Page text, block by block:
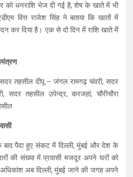
को धनराशि भेज दी गई है, शेष के खाते में भी
वित्त राजेश सिंह ने बताया कि खातों में
कर दिया है। एक से दो दिन में राशि खाते में
तहसील दीपू – जंगल रामगढ़ चंवरी, सदर
सदर तहसील उपेन्द्र, करजहां, चौरीचौरा
पैदा हुए संकट में दिल्‍ली, मुंबई और देश के
की संख्‍या में प्रवासी मजदूर अपने घरों को
अब दिल्‍ली, मुंबई जाने की जगह अपने